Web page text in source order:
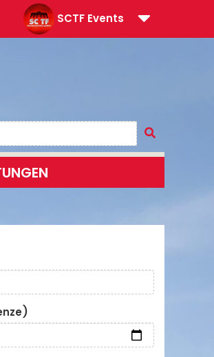
SCTF Events